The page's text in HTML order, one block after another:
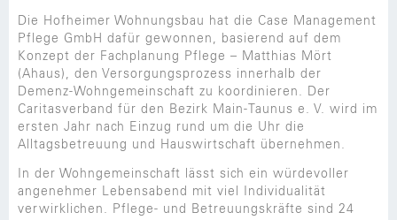
Die Hofheimer Wohnungsbau hat die Case Management
Pflege GmbH dafür gewonnen, basierend auf dem
Konzept der Fachplanung Pflege – Matthias Mört
(Ahaus), den Versorgungsprozess innerhalb der
Demenz-Wohngemeinschaft zu koordinieren. Der
Caritasverband für den Bezirk Main-Taunus e. V. wird im
ersten Jahr nach Einzug rund um die Uhr die
Alltagsbetreuung und Hauswirtschaft übernehmen.
In der Wohngemeinschaft lässt sich ein würdevoller
angenehmer Lebensabend mit viel Individualität
verwirklichen. Pflege- und Betreuungskräfte sind 24